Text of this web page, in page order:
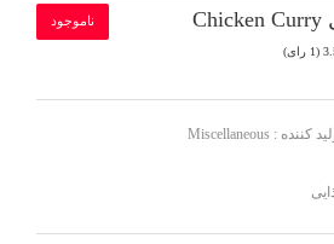
ناموجود
کننده : Miscellaneous